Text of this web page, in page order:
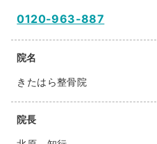
0120-963-887
院名
きたはら整骨院
院長